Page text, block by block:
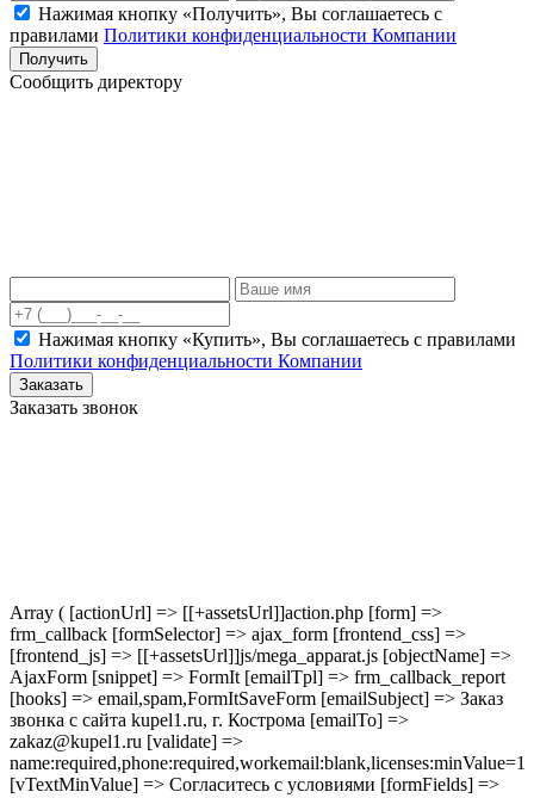
Нажимая кнопку «Получить», Вы соглашаетесь c
правилами Политики конфиденциальности Компании
Получить
Сообщить директору
Нажимая кнопку «Купить», Вы соглашаетесь c правилами
Политики конфиденциальности Компании
Заказать
Заказать звонок
Array ( [actionUrl] => [[+assetsUrl]]action.php [form] =>
frm_callback [formSelector] => ajax_form [frontend_css] =>
[frontend_js] => [[+assetsUrl]]js/mega_apparat.js [objectName] =>
AjaxForm [snippet] => FormIt [emailTpl] => frm_callback_report
[hooks] => email,spam,FormItSaveForm [emailSubject] => Заказ
звонка с сайта kupel1.ru, г. Кострома [emailTo] =>
zakaz@kupel1.ru [validate] =>
name:required,phone:required,workemail:blank,licenses:minValue=1
[vTextMinValue] => Согласитесь с условиями [formFields] =>